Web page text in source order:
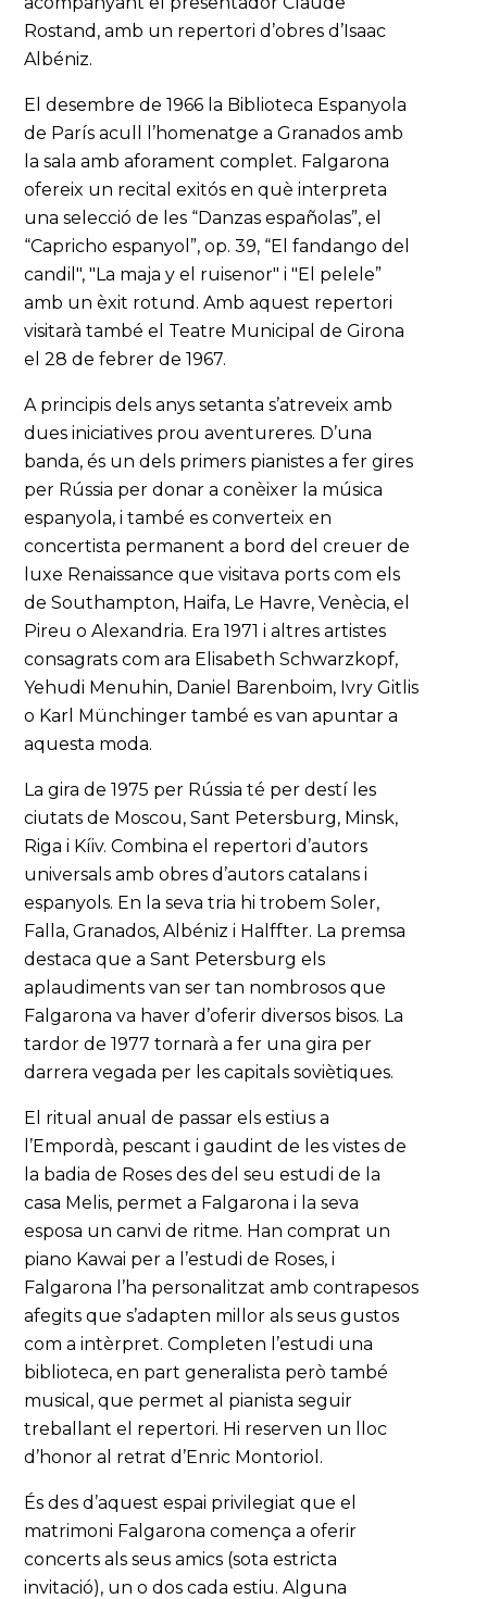
Rostand, amb un repertori d’obres d’Isaac
Albéniz.
El desembre de 1966 la Biblioteca Espanyola
de París acull l’homenatge a Granados amb
la sala amb aforament complet. Falgarona
ofereix un recital exitós en què interpreta
una selecció de les “Danzas españolas”, el
“Capricho espanyol”, op. 39, “El fandango del
candil", "La maja y el ruisenor" i "El pelele”
amb un èxit rotund. Amb aquest repertori
visitarà també el Teatre Municipal de Girona
el 28 de febrer de 1967.
A principis dels anys setanta s’atreveix amb
dues iniciatives prou aventureres. D’una
banda, és un dels primers pianistes a fer gires
per Rússia per donar a conèixer la música
espanyola, i també es converteix en
concertista permanent a bord del creuer de
luxe Renaissance que visitava ports com els
de Southampton, Haifa, Le Havre, Venècia, el
Pireu o Alexandria. Era 1971 i altres artistes
consagrats com ara Elisabeth Schwarzkopf,
Yehudi Menuhin, Daniel Barenboim, Ivry Gitlis
o Karl Münchinger també es van apuntar a
aquesta moda.
La gira de 1975 per Rússia té per destí les
ciutats de Moscou, Sant Petersburg, Minsk,
Riga i Kíiv. Combina el repertori d’autors
universals amb obres d’autors catalans i
espanyols. En la seva tria hi trobem Soler,
Falla, Granados, Albéniz i Halffter. La premsa
destaca que a Sant Petersburg els
aplaudiments van ser tan nombrosos que
Falgarona va haver d’oferir diversos bisos. La
tardor de 1977 tornarà a fer una gira per
darrera vegada per les capitals soviètiques.
El ritual anual de passar els estius a
l’Empordà, pescant i gaudint de les vistes de
la badia de Roses des del seu estudi de la
casa Melis, permet a Falgarona i la seva
esposa un canvi de ritme. Han comprat un
piano Kawai per a l’estudi de Roses, i
Falgarona l’ha personalitzat amb contrapesos
afegits que s’adapten millor als seus gustos
com a intèrpret. Completen l’estudi una
biblioteca, en part generalista però també
musical, que permet al pianista seguir
treballant el repertori. Hi reserven un lloc
d’honor al retrat d’Enric Montoriol.
És des d’aquest espai privilegiat que el
matrimoni Falgarona comença a oferir
concerts als seus amics (sota estricta
invitació), un o dos cada estiu. Alguna